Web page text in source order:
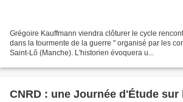
Grégoire Kauffmann viendra clôturer le cycle
dans la tourmente de la guerre " organisé par les
Saint-Lô (Manche). L'historien évoquera u...
CNRD : une Journée d'Étude sur